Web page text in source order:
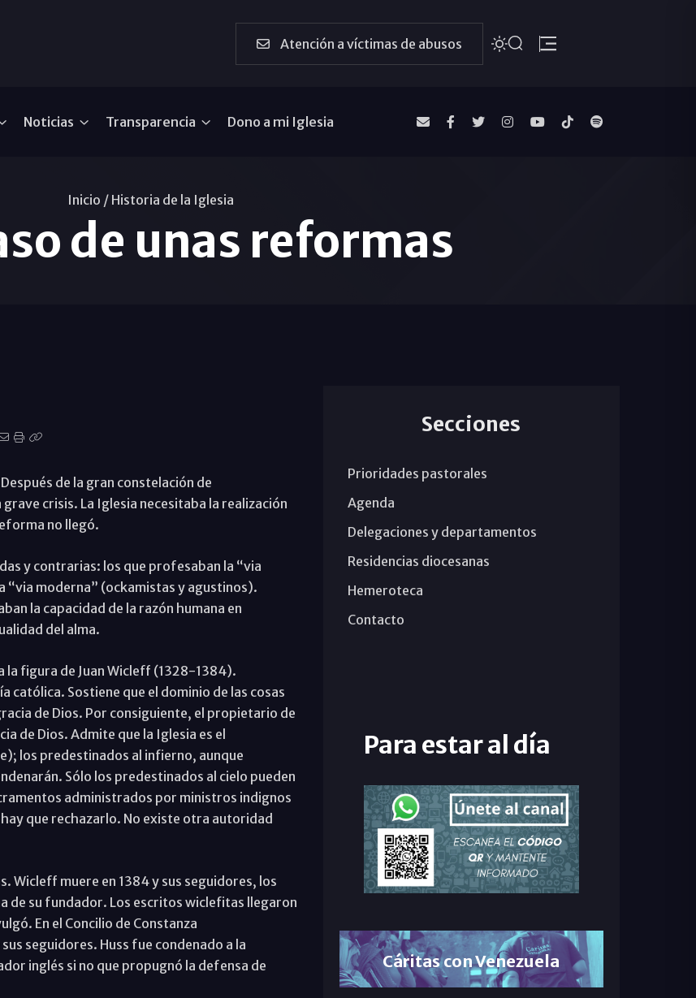
Atención a víctimas de abusos
Noticias Transparencia Dono a mi Iglesia
Inicio / Historia de la Iglesia
de unas reformas
de la gran constelación de
crisis. La Iglesia necesitaba la realización
no llegó.
y contrarias: los que profesaban la “via
moderna” (ockamistas y agustinos).
la capacidad de la razón humana en
del alma.
la figura de Juan Wicleff (1328-1384).
Sostiene que el dominio de las cosas
de Dios. Por consiguiente, el propietario de
de Dios. Admite que la Iglesia es el
los predestinados al infierno, aunque
Sólo los predestinados al cielo pueden
administrados por ministros indignos
que rechazarlo. No existe otra autoridad
Wicleff muere en 1384 y sus seguidores, los
su fundador. Los escritos wiclefitas llegaron
En el Concilio de Constanza
seguidores. Huss fue condenado a la
inglés si no que propugnó la defensa de
Secciones
Prioridades pastorales
Agenda
Delegaciones y departamentos
Residencias diocesanas
Hemeroteca
Contacto
Para estar al día
Cáritas con Venezuela